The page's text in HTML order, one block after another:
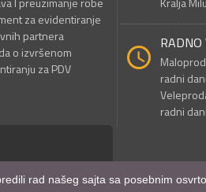
za evidentiranje
partnera
o izvršenom
za PDV
RADNO
radni
radni
rad našeg sajta sa posebnim